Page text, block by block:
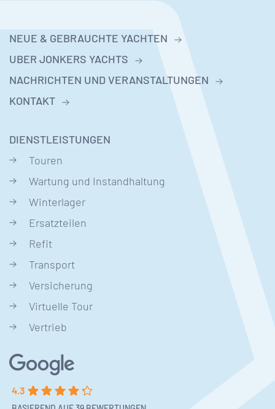
NEUE & GEBRAUCHTE YACHTEN
UBER JONKERS YACHTS
NACHRICHTEN UND VERANSTALTUNGEN
KONTAKT
DIENSTLEISTUNGEN
Touren
Wartung und Instandhaltung
Winterlager
Ersatzteilen
Refit
Transport
Versicherung
Virtuelle Tour
Vertrieb
4.3